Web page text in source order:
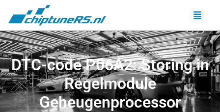
DTC-code P06A2: Storing in
Regelmodule
Geheugenprocessor